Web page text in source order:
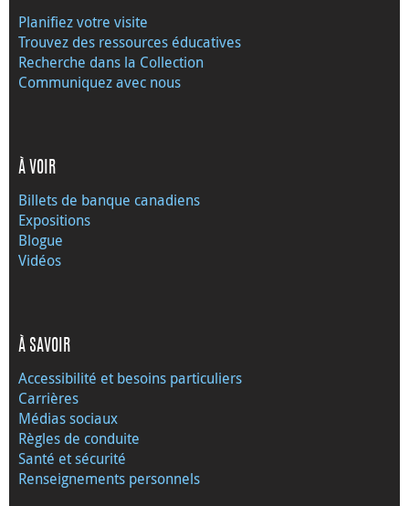
Planifiez votre visite
Trouvez des ressources éducatives
Recherche dans la Collection
Communiquez avec nous
À VOIR
Billets de banque canadiens
Expositions
Blogue
Vidéos
À SAVOIR
Accessibilité et besoins particuliers
Carrières
Médias sociaux
Règles de conduite
Santé et sécurité
Renseignements personnels